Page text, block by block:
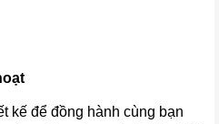
kế để đồng hành cùng bạn